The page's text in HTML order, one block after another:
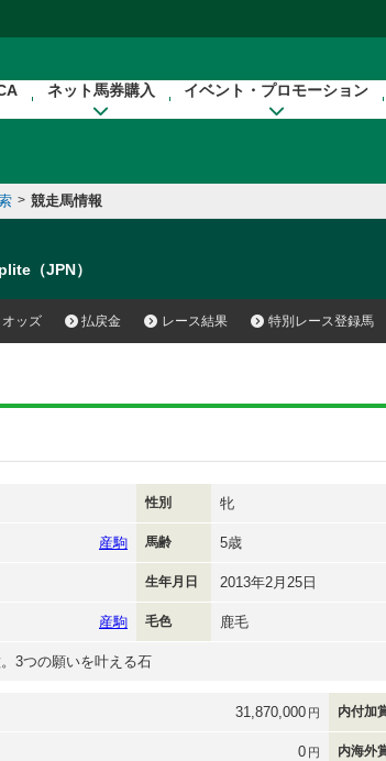
ネット馬券購入 イベント・プロモーション
> 競走馬情報
（JPN）
オッズ 払戻金 レース結果 特別レース登録馬
性別 牝
産駒 馬齢 5歳
生年月日 2013年2月25日
産駒 毛色 鹿毛
3つの願いを叶える石
31,870,000 円 内付加
0 円 内海外